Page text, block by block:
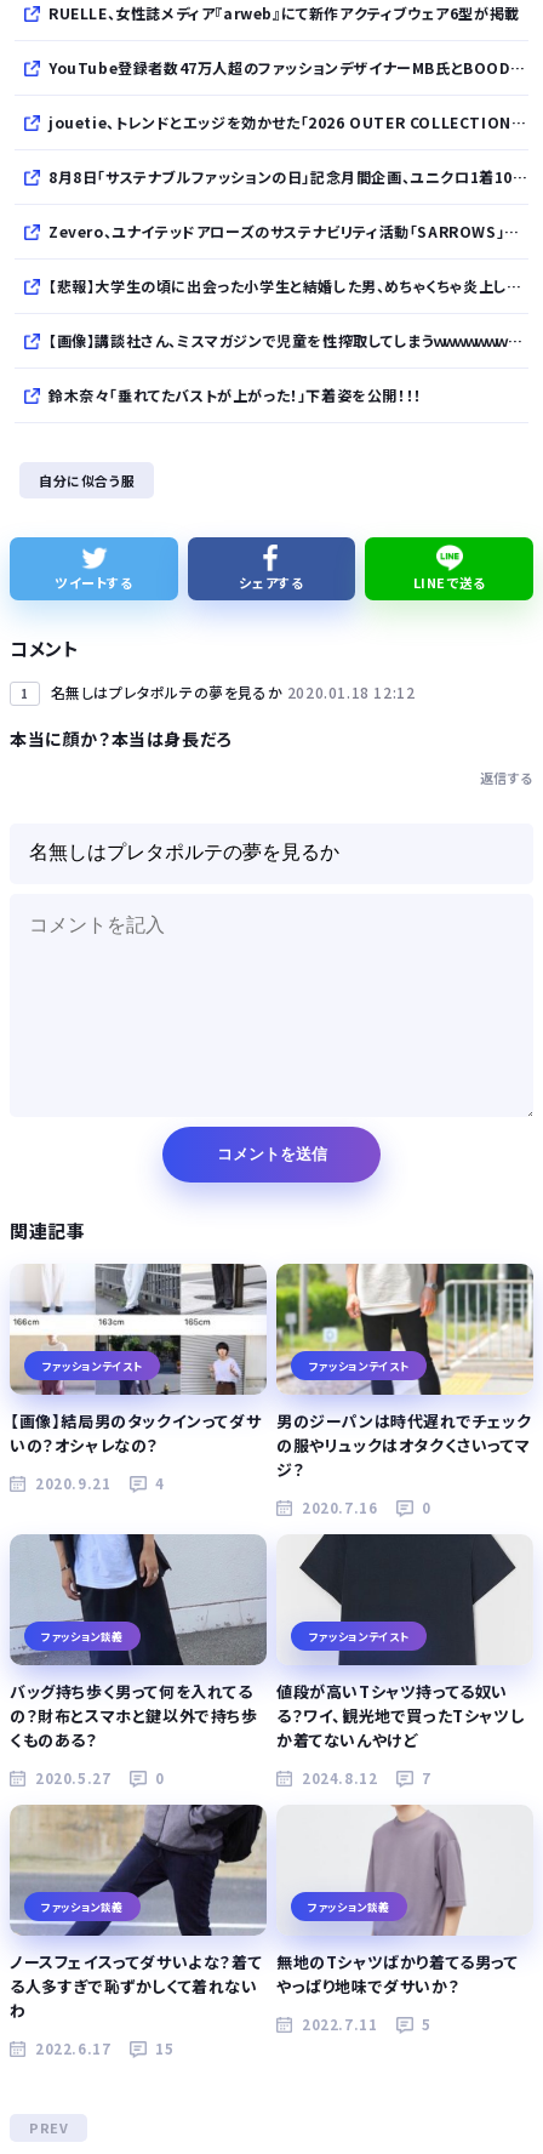
RUELLE、女性誌メディア『arweb』にて新作アクティブウェア6型が掲載
YouTube登録者数47万人超のファッションデザイナーMB氏とBOODYがコラボレーション。極上の着心地を追求した別注Tシャツが8月12日発売開始
jouetie、トレンドとエッジを効かせた「2026 OUTER COLLECTION」を公開
8月8日「サステナブルファッションの日」記念月間企画、ユニクロ1着100円買取保証とXプレゼントキャンペーンを実施
Zevero、ユナイテッドアローズのサステナビリティ活動「SARROWS」を支援。Scope 3排出量算定の効率化・精緻化を開始
【悲報】大学生の頃に出会った小学生と結婚した男、めちゃくちゃ炎上してしまうwwwwwwwww
【画像】講談社さん、ミスマガジンで児童を性搾取してしまうｗｗｗｗｗｗｗｗｗ
鈴木奈々「垂れてたバストが上がった！」下着姿を公開！！！
実証実験都市「ウーブン・シティ」が一般の居住希望者の募集開始 すでにトヨタ関係者が居住
自分に似合う服
ツイートする シェアする LINEで送る
コメント
1 名無しはプレタポルテの夢を見るか 2020.01.18 12:12
本当に顔か？本当は身長だろ
返信する
関連記事
ファッションテイスト
【画像】結局男のタックインってダサ
いの？オシャレなの？
2020.9.21 4
ファッションテイスト
男のジーパンは時代遅れでチェック
の服やリュックはオタクくさいってマ
ジ？
2020.7.16 0
ファッション談義
バッグ持ち歩く男って何を入れてる
の？財布とスマホと鍵以外で持ち歩
くものある？
2020.5.27 0
ファッションテイスト
値段が高いTシャツ持ってる奴い
る？ワイ、観光地で買ったTシャツし
か着てないんやけど
2024.8.12 7
ファッション談義
ノースフェイスってダサいよな？着て
る人多すぎで恥ずかしくて着れない
わ
2022.6.17 15
ファッション談義
無地のTシャツばかり着てる男って
やっぱり地味でダサいか？
2022.7.11 5